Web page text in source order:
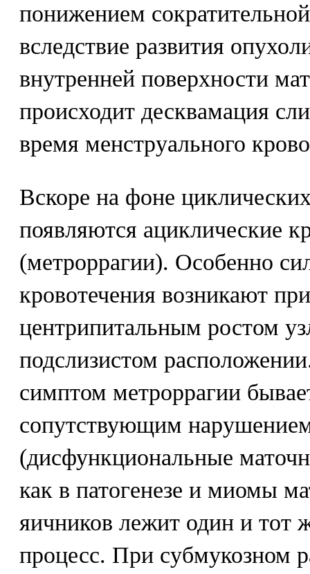
понижением
вследствие развития
внутренней поверхности
происходит десквамация
время менструального
Вскоре на фоне
появляются ациклические
(метроррагии). Особенно
кровотечения возникают
центрипитальным ростом
подслизистом
симптом метроррагии
сопутствующим
(дисфункциональные
как в патогенезе и миомы
яичников лежит один и тот
процесс. При субмукозном